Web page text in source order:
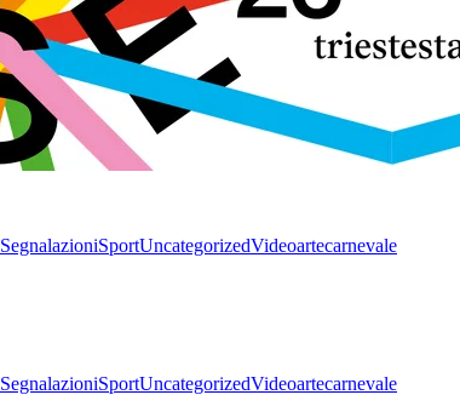
SegnalazioniSportUncategorizedVideoartecarnevale
SegnalazioniSportUncategorizedVideoartecarnevale